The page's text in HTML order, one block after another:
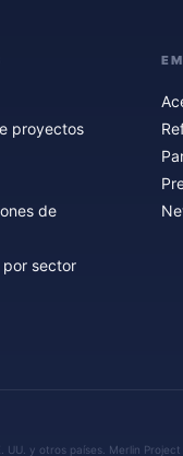
proyectos
de
por sector
UU. y otros países. Merlin Project